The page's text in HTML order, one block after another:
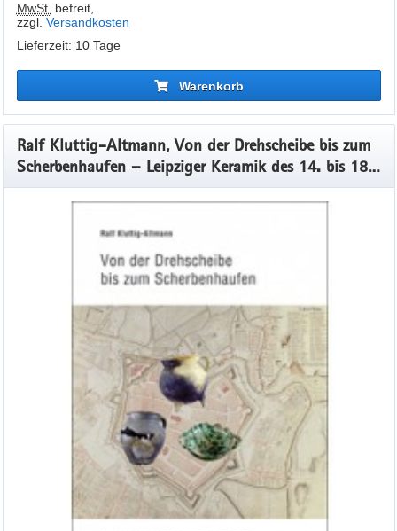
MwSt. befreit,
zzgl. Versandkosten
Lieferzeit: 10 Tage
Warenkorb
Ralf Kluttig-Altmann, Von der Drehscheibe bis zum
Scherbenhaufen – Leipziger Keramik des 14. bis 18.
Jahrhunderts im Spannungsfeld von Herstellung,
Gebrauch und Entsorgung Veröff. Band 47